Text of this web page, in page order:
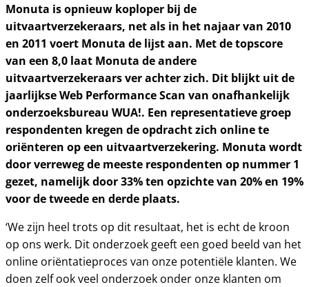
Monuta is opnieuw koploper bij de
uitvaartverzekeraars, net als in het najaar van 2010
en 2011 voert Monuta de lijst aan. Met de topscore
van een 8,0 laat Monuta de andere
uitvaartverzekeraars ver achter zich. Dit blijkt uit de
jaarlijkse Web Performance Scan van onafhankelijk
onderzoeksbureau WUA!. Een representatieve groep
respondenten kregen de opdracht zich online te
oriënteren op een uitvaartverzekering. Monuta wordt
door verreweg de meeste respondenten op nummer 1
gezet, namelijk door 33% ten opzichte van 20% en 19%
voor de tweede en derde plaats.
‘We zijn heel trots op dit resultaat, het is echt de kroon
op ons werk. Dit onderzoek geeft een goed beeld van het
online oriëntatieproces van onze potentiële klanten. We
doen zelf ook veel onderzoek onder onze klanten om